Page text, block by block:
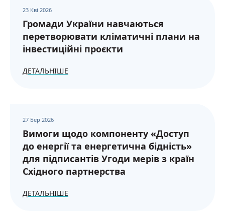
23 Кві 2026
Громади України навчаються
перетворювати кліматичні плани на
інвестиційні проєкти
ДЕТАЛЬНІШЕ
27 Бер 2026
Вимоги щодо компоненту «Доступ
до енергії та енергетична бідність»
для підписантів Угоди мерів з країн
Східного партнерства
ДЕТАЛЬНІШЕ